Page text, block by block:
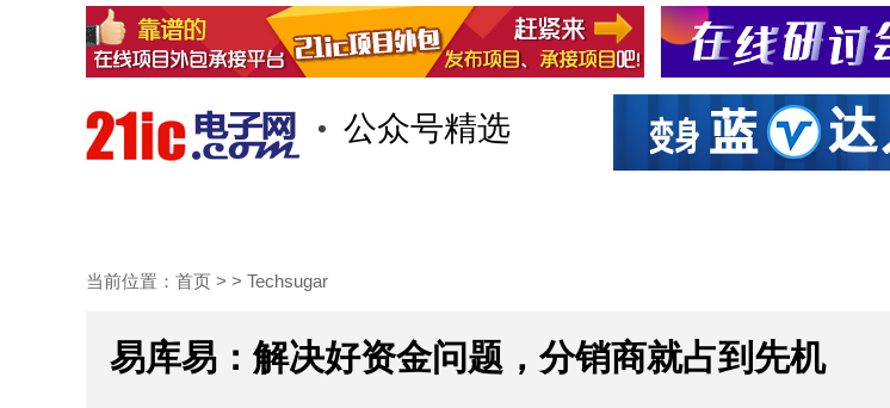
公众号精选
当前位置： 首页 > > Techsugar
易库易：解决好资金问题，分销商就占到先机